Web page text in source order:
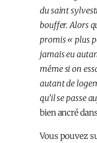
du saint
bouffer. Alors
promis « plus
jamais eu
même si on
autant de
qu’il se passe
bien ancré
Vous pouvez